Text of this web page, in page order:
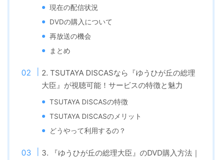
現在の配信状況
DVDの購入について
再放送の機会
まとめ
2. TSUTAYA DISCASなら『ゆうひが丘の総理
大臣』が視聴可能！サービスの特徴と魅力
TSUTAYA DISCASの特徴
TSUTAYA DISCASのメリット
どうやって利用するの？
3. 『ゆうひが丘の総理大臣』のDVD購入方法｜